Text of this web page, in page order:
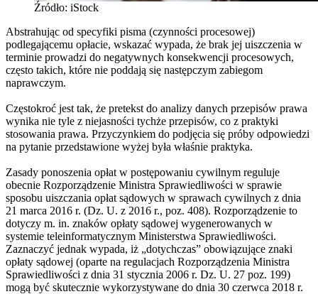
Źródło: iStock
Abstrahując od specyfiki pisma (czynności procesowej)
podlegającemu opłacie, wskazać wypada, że brak jej uiszczenia w
terminie prowadzi do negatywnych konsekwencji procesowych,
często takich, które nie poddają się następczym zabiegom
naprawczym.
Częstokroć jest tak, że pretekst do analizy danych przepisów prawa
wynika nie tyle z niejasności tychże przepisów, co z praktyki
stosowania prawa. Przyczynkiem do podjęcia się próby odpowiedzi
na pytanie przedstawione wyżej była właśnie praktyka.
Zasady ponoszenia opłat w postępowaniu cywilnym reguluje
obecnie Rozporządzenie Ministra Sprawiedliwości w sprawie
sposobu uiszczania opłat sądowych w sprawach cywilnych z dnia
21 marca 2016 r. (Dz. U. z 2016 r., poz. 408). Rozporządzenie to
dotyczy m. in. znaków opłaty sądowej wygenerowanych w
systemie teleinformatycznym Ministerstwa Sprawiedliwości.
Zaznaczyć jednak wypada, iż „dotychczas” obowiązujące znaki
opłaty sądowej (oparte na regulacjach Rozporządzenia Ministra
Sprawiedliwości z dnia 31 stycznia 2006 r. Dz. U. 27 poz. 199)
mogą być skutecznie wykorzystywane do dnia 30 czerwca 2018 r.